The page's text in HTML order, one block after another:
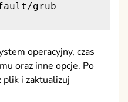
grub
operacyjny, czas
oraz inne opcje. Po
plik i zaktualizuj